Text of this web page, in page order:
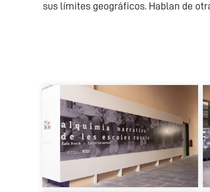
sus límites geográficos. Hablan de